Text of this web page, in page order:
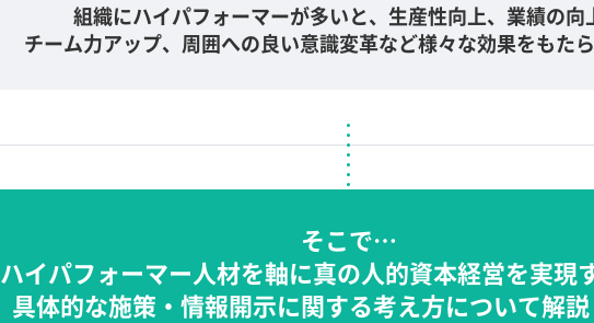
組織にハイパフォーマーが多いと、生産性向上、業績の向
チーム力アップ、周囲への良い意識変革など様々な効果をもた
そこで…
ハイパフォーマー人材を軸に真の人的資本経営を実現
具体的な施策・情報開示に関する考え方について解